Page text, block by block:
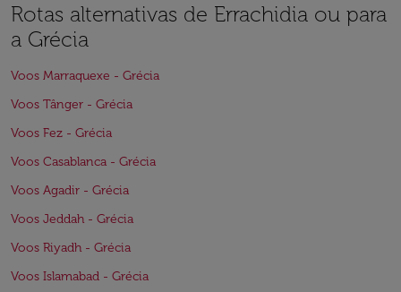
Rotas alternativas de Errachidia ou para
a Grécia
Voos Marraquexe - Grécia
Voos Tânger - Grécia
Voos Fez - Grécia
Voos Casablanca - Grécia
Voos Agadir - Grécia
Voos Jeddah - Grécia
Voos Riyadh - Grécia
Voos Islamabad - Grécia